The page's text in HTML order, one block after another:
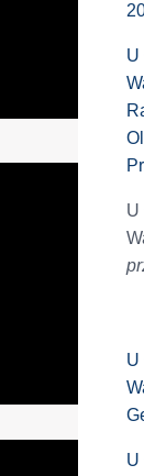
U
U
U
U